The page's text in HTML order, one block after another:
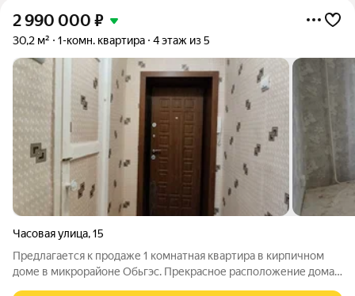
2 990 000 ₽
30,2 м² 1-комн. квартира 4 этаж из 5
Часовая улица,15
Предлагается к продаже 1 комнатная квартира в кирпичном
доме в микрорайоне Обьгэс. Прекрасное расположение дома: